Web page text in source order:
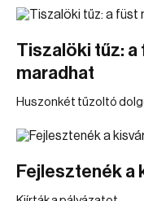
Tiszalöki tűz: a
maradhat
Huszonkét tűzoltó
Fejlesztenék a